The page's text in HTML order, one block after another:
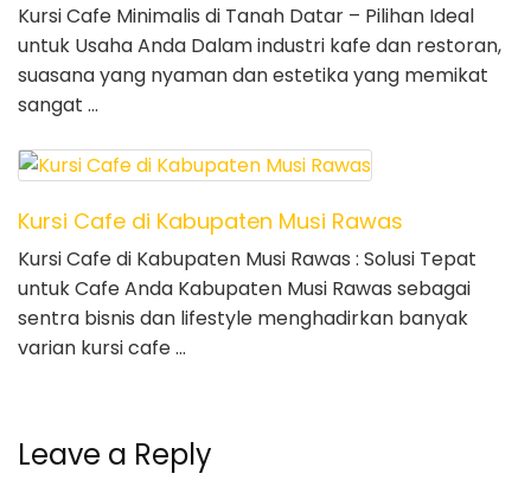
Kursi Cafe Minimalis di Tanah Datar – Pilihan Ideal
untuk Usaha Anda Dalam industri kafe dan restoran,
suasana yang nyaman dan estetika yang memikat
sangat …
Kursi Cafe di Kabupaten Musi Rawas
Kursi Cafe di Kabupaten Musi Rawas : Solusi Tepat
untuk Cafe Anda Kabupaten Musi Rawas sebagai
sentra bisnis dan lifestyle menghadirkan banyak
varian kursi cafe …
Leave a Reply